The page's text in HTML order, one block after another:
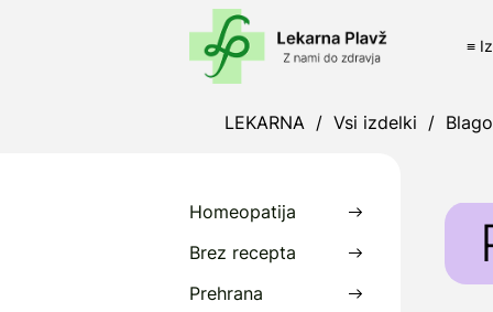
≡
LEKARNA / Vsi izdelki /
Homeopatija
Brez recepta
Prehrana